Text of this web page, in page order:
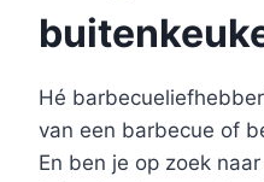
Hé
van een barbecue of
En ben je op zoek